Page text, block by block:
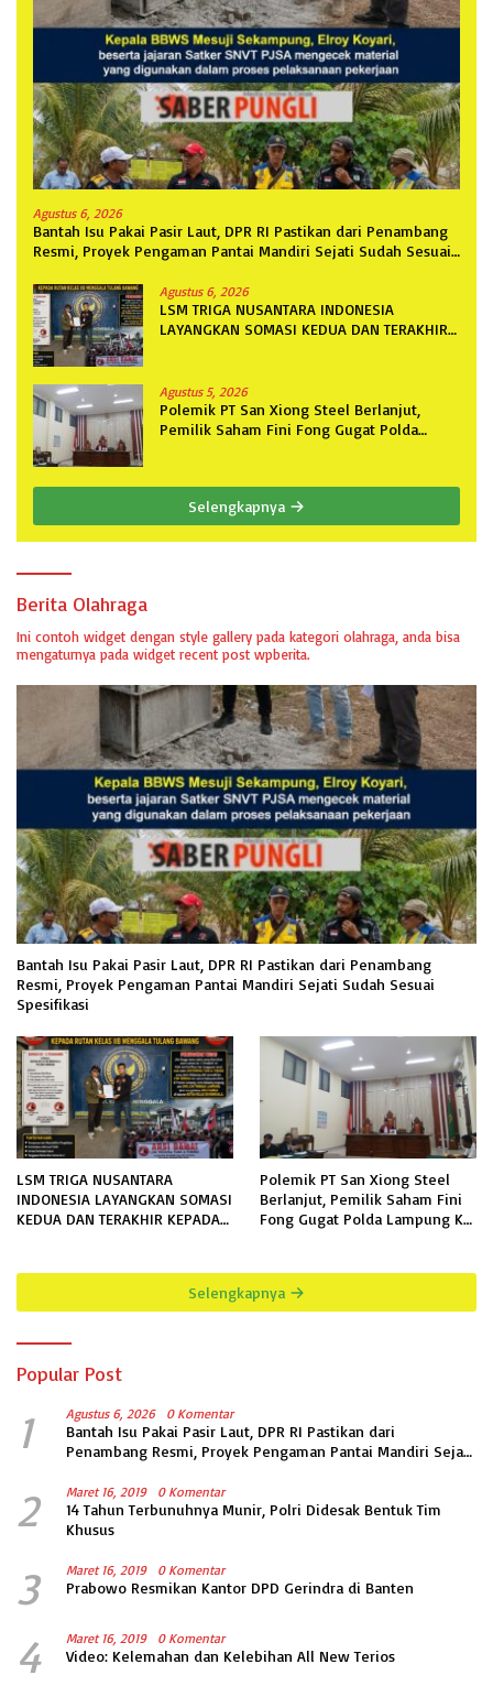
Agustus 6, 2026
Bantah Isu Pakai Pasir Laut, DPR RI Pastikan dari Penambang
Resmi, Proyek Pengaman Pantai Mandiri Sejati Sudah Sesuai
Agustus 6, 2026
LSM TRIGA NUSANTARA INDONESIA
LAYANGKAN SOMASI KEDUA DAN TERAKHIR
Agustus 5, 2026
Polemik PT San Xiong Steel Berlanjut,
Pemilik Saham Fini Fong Gugat Polda
Selengkapnya
Berita Olahraga
Ini contoh widget dengan style gallery pada kategori olahraga, anda bisa
mengaturnya pada widget recent post wpberita.
Bantah Isu Pakai Pasir Laut, DPR RI Pastikan dari Penambang
Resmi, Proyek Pengaman Pantai Mandiri Sejati Sudah Sesuai
Spesifikasi
LSM TRIGA NUSANTARA
INDONESIA LAYANGKAN SOMASI
KEDUA DAN TERAKHIR KEPADA
INFORMASI PUBLIK
Polemik PT San Xiong Steel
Berlanjut, Pemilik Saham Fini
Fong Gugat Polda Lampung Ke
Selengkapnya
Popular Post
1 Agustus 6, 2026 0 Komentar
Bantah Isu Pakai Pasir Laut, DPR RI Pastikan dari
Penambang Resmi, Proyek Pengaman Pantai Mandiri Sejati
2 Maret 16, 2019 0 Komentar
14 Tahun Terbunuhnya Munir, Polri Didesak Bentuk Tim
Khusus
3 Maret 16, 2019 0 Komentar
Prabowo Resmikan Kantor DPD Gerindra di Banten
4 Maret 16, 2019 0 Komentar
Video: Kelemahan dan Kelebihan All New Terios